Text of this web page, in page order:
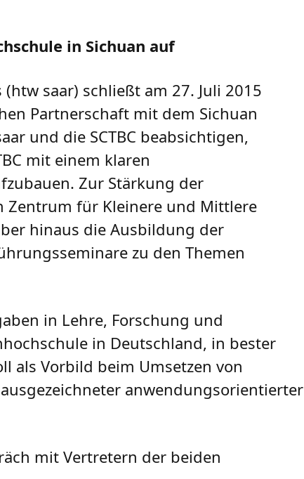
in Sichuan auf
saar) schließt am 27. Juli 2015
Partnerschaft mit dem Sichuan
und die SCTBC beabsichtigen,
mit einem klaren
Zur Stärkung der
Zentrum für Kleinere und Mittlere
hinaus die Ausbildung der
zu den Themen
in Lehre, Forschung und
in Deutschland, in bester
als Vorbild beim Umsetzen von
anwendungsorientierter
mit Vertretern der beiden